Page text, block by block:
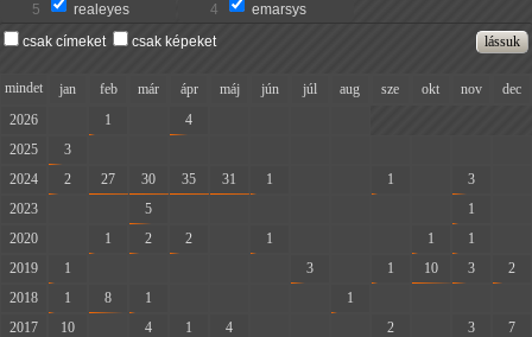
5
realeyes 4
emarsys
csak címeket
csak képeket
mindet jan feb már ápr máj jún júl aug sze okt nov
dec
2026
1 4
2025
3
2024
2 27 30 35 31 1 1 3
2023
5 1
2020
1 2 2 1 1 1
2019
1 3 1 10 3
2
2018
1 8 1 1
2017
10 4 1 4 2 3
7